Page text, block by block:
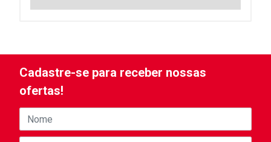
Cadastre-se para receber nossas
ofertas!